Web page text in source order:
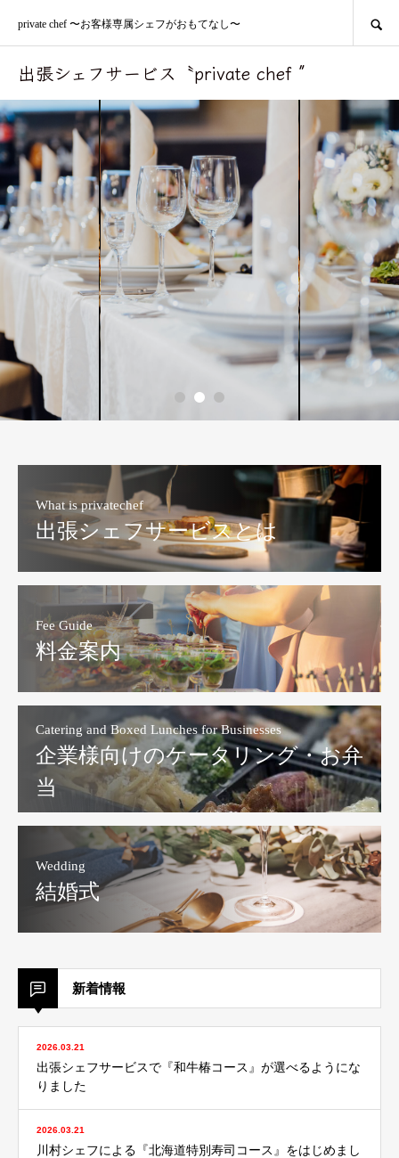
出張シェフサービス〝private chef ″
private chef 〜お客様専属シェフがおもてなし〜
レストランにいるような
Like being in restaurant
What is privatechef
出張シェフサービスとは
Fee Guide
料金案内
Catering and Boxed Lunches for Businesses
企業様向けのケータリング・お弁
当
Wedding
結婚式
新着情報
2026.03.21
出張シェフサービスで『和牛椿コース』が選べるようにな
りました
2026.03.21
川村シェフによる『北海道特別寿司コース』をはじめまし